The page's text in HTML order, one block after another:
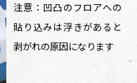
注意：凹凸のフロアへの
貼り込みは浮きがあると
剥がれの原因になります